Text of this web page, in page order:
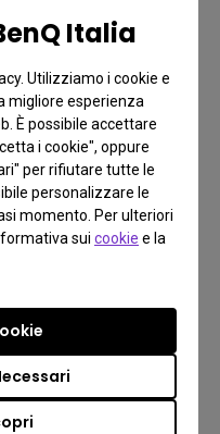
Italia
Utilizziamo i cookie e
migliore esperienza
È possibile accettare
i cookie", oppure
per rifiutare tutte le
personalizzare le
momento. Per ulteriori
sui cookie e la